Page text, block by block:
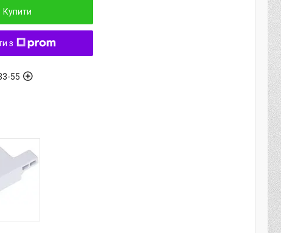
Купити
з
55